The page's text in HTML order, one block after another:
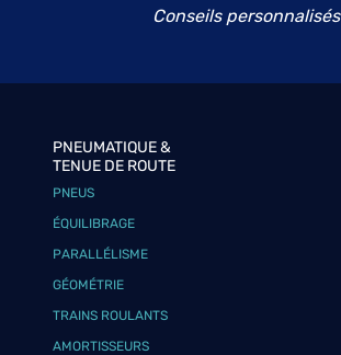
Conseils personnalisés
PNEUMATIQUE &
TENUE DE ROUTE
PNEUS
ÉQUILIBRAGE
PARALLÉLISME
GÉOMÉTRIE
TRAINS ROULANTS
AMORTISSEURS